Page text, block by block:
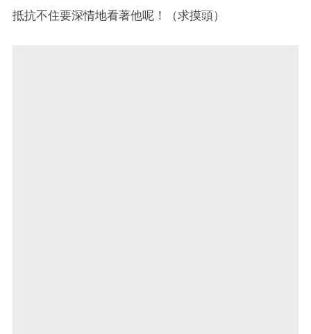
抵抗不住要深情地看著他呢！（求摸頭）